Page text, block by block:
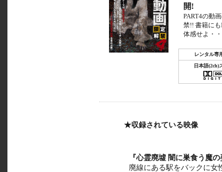
開!
PART4の動
禁!! 書籍に
体感せよ・
レンタル専
日本語(2ch)
★収録されている映像
『心霊廃墟 闇に巣食う魔
廃線にある駅をバックに女